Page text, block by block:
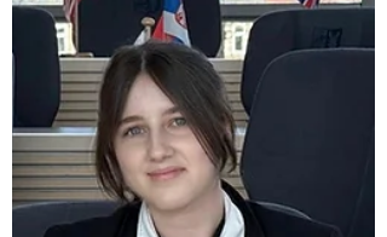
Abenteuer Detektivgeschichten/Krimis
Pferdeliteratur Romane Young Adult (ab
14 Jahre)  Identitätsfindung, erste Liebe,
Freundschaft New Adult (ab 16 Jahre) 
Geschi